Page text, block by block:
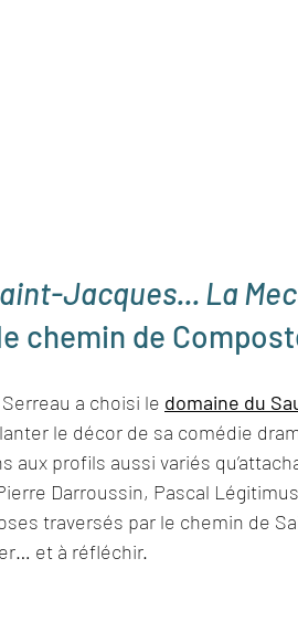
Jacques... La
chemin de
a choisi le domaine du
le décor de sa comédie
aux profils aussi variés
Darroussin, Pascal
traversés par le chemin de
et à réfléchir.